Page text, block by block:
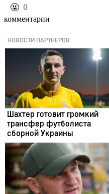
️🤬 0
комментарии